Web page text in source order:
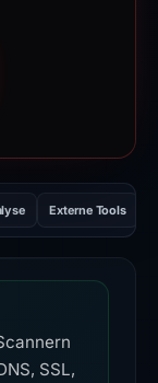
82 von
Externe Tools
SSL,